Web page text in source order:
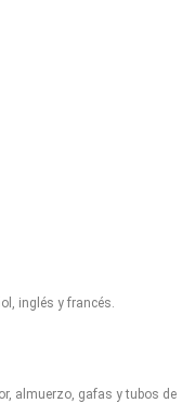
inglés y francés.
almuerzo, gafas y tubos de